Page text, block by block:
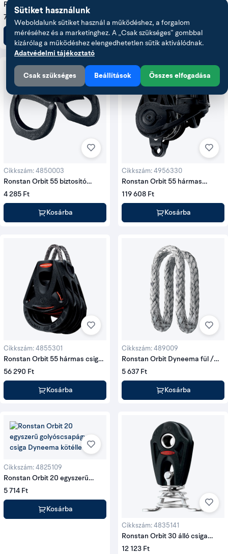
Ronstan Orbit 30 fekvő, terelő
és fallvezető csiga
7 876 Ft
Kosárba Kosárba
Cikkszám: 4850003
Ronstan Orbit 55 biztosító
kapocs pótkészlet (hármas, 2
db)
4 285 Ft
Kosárba
Cikkszám: 4956330
Ronstan Orbit 55 hármas
automata racsnis csiga forgó
seklivel, alsó kengyellel és
állítható klemmel
119 608 Ft
Kosárba
Cikkszám: 4855301
Ronstan Orbit 55 hármas csiga
Dyneema füllel
56 290 Ft
Kosárba
Cikkszám: 489009
Ronstan Orbit Dyneema fül /
loop pótkészlet (Orbit 40 2-3
tárcsás / 55 egytárcsás és
hegedű) – 48 9009
5 637 Ft
Kosárba
Cikkszám: 4825109
Ronstan Orbit 20 egyszerű
golyóscsapágyas csiga
Dyneema kötéllel
5 714 Ft
Kosárba
Cikkszám: 4835141
Ronstan Orbit 30 álló csiga
felállító rugóval
12 123 Ft
Sütiket használunk
Weboldalunk sütiket használ a működéshez, a forgalom
méréséhez és a marketinghez. A „Csak szükséges” gombbal
kizárólag a működéshez elengedhetetlen sütik aktiválódnak.
Adatvédelmi tájékoztató
Csak szükséges Beállítások Összes elfogadása